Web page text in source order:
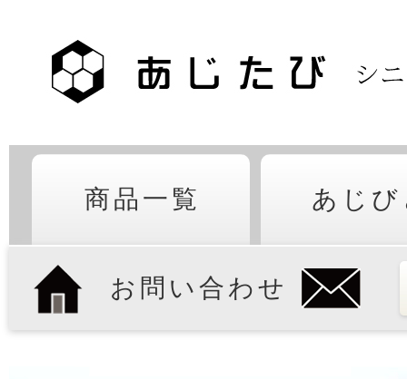
商品一覧 あじ
お問い合わせ